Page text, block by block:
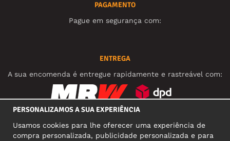
PAGAMENTO
Pague em segurança com:
ENTREGA
A sua encomenda é entregue rapidamente e rastreável com:
PERSONALIZAMOS A SUA EXPERIÊNCIA
Usamos cookies para lhe oferecer uma experiência de
compra personalizada, publicidade personalizada e para